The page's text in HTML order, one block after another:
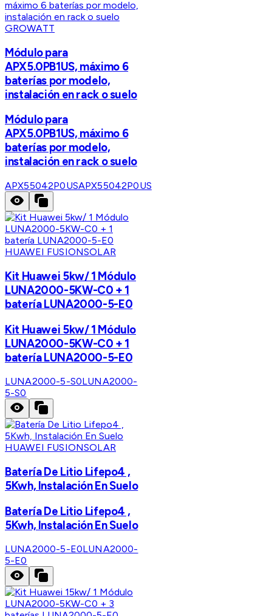
GROWATT
Módulo para
APX5.0PB1US, máximo 6
baterías por modelo,
instalación en rack o suelo
Módulo para
APX5.0PB1US, máximo 6
baterías por modelo,
instalación en rack o suelo
APX55042P0USAPX55042P0US
HUAWEI FUSIONSOLAR
Kit Huawei 5kw/ 1 Módulo
LUNA2000-5KW-C0 + 1
batería LUNA2000-5-E0
Kit Huawei 5kw/ 1 Módulo
LUNA2000-5KW-C0 + 1
batería LUNA2000-5-E0
LUNA2000-5-S0LUNA2000-
5-S0
HUAWEI FUSIONSOLAR
Batería De Litio Lifepo4 ,
5Kwh, Instalación En Suelo
Batería De Litio Lifepo4 ,
5Kwh, Instalación En Suelo
LUNA2000-5-E0LUNA2000-
5-E0